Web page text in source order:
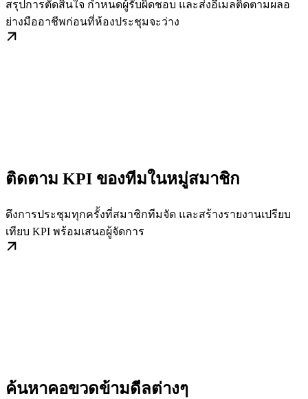
สรุปการตัดสินใจ กำหนดผู้รับผิดชอบ และส่งอีเมลติดตามผลอ
ย่างมืออาชีพก่อนที่ห้องประชุมจะว่าง
ติดตาม KPI ของทีมในหมู่สมาชิก
ดึงการประชุมทุกครั้งที่สมาชิกทีมจัด และสร้างรายงานเปรียบ
เทียบ KPI พร้อมเสนอผู้จัดการ
ค้นหาคอขวดข้ามดีลต่างๆ